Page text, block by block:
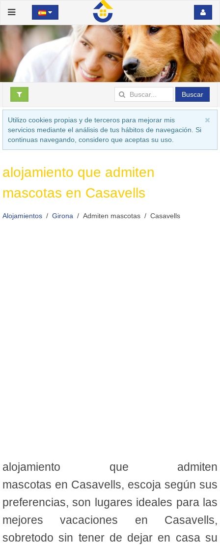
Buscar
Utilizo cookies propias y de terceros para mejorar mis
servicios mediante el análisis de tus hábitos de navegación. Si
continuas navegando, considero que aceptas su uso.
alojamiento que admiten
mascotas en Casavells
Alojamientos Girona Admiten mascotas Casavells
alojamiento que admiten
mascotas en Casavells, escoja según sus
preferencias, son lugares ideales para las
mejores vacaciones en Casavells,
sobretodo sin tener de dejar en casa su